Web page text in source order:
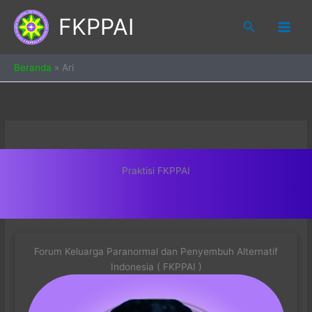
content
FKPPAI Search
Beranda » Ari
Praktisi FKPPAI
Forum Keluarga Paranormal dan Penyembuh Alternatif
Indonesia ( FKPPAI )